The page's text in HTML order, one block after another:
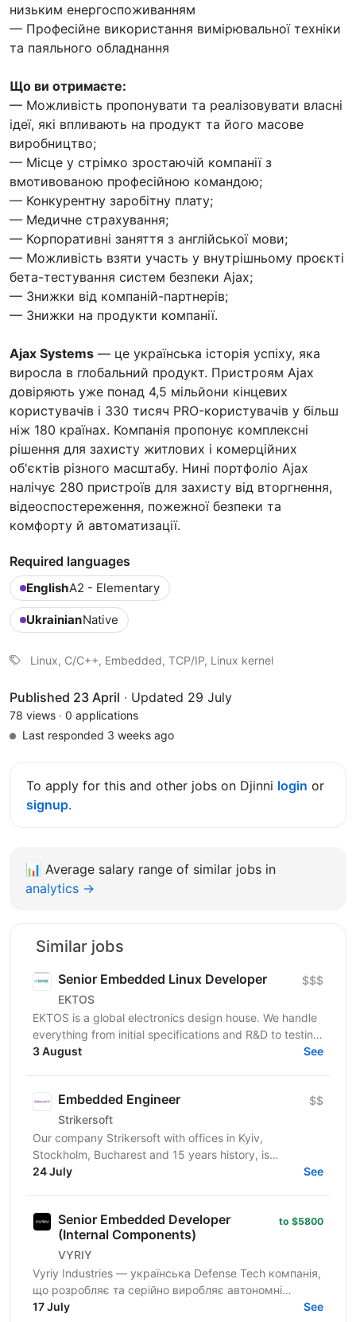
низьким енергоспоживанням
— Професійне використання вимірювальної техніки
та паяльного обладнання
Що ви отримаєте:
— Можливість пропонувати та реалізовувати власні
ідеї, які впливають на продукт та його масове
виробництво;
— Місце у стрімко зростаючій компанії з
вмотивованою професійною командою;
— Конкурентну заробітну плату;
— Медичне страхування;
— Корпоративні заняття з англійської мови;
— Можливість взяти участь у внутрішньому проєкті
бета-тестування систем безпеки Ajax;
— Знижки від компаній-партнерів;
— Знижки на продукти компанії.
Ajax Systems — це українська історія успіху, яка
виросла в глобальний продукт. Пристроям Ajax
довіряють уже понад 4,5 мільйони кінцевих
користувачів і 330 тисяч PRO-користувачів у більш
ніж 180 країнах. Компанія пропонує комплексні
рішення для захисту житлових і комерційних
об'єктів різного масштабу. Нині портфоліо Ajax
налічує 280 пристроїв для захисту від вторгнення,
відеоспостереження, пожежної безпеки та
комфорту й автоматизації.
Required languages
EnglishA2 - Elementary
UkrainianNative
Linux, C/C++, Embedded, TCP/IP, Linux kernel
Published 23 April · Updated 29 July
78 views · 0 applications
Last responded 3 weeks ago
To apply for this and other jobs on Djinni login or
signup.
📊 Average salary range of similar jobs in
analytics →
Similar jobs
Senior Embedded Linux Developer
EKTOS
$$$
EKTOS is a global electronics design house. We handle
everything from initial specifications and R&D to testing
for industries like Healthcare, Transport,...
3 August See
Embedded Engineer
Strikersoft
$$
Our company Strikersoft with offices in Kyiv,
Stockholm, Bucharest and 15 years history, is
expanding the team and looking for Embedded
24 July See
Senior Embedded Developer
(Internal Components)
VYRIY
to $5800
Vyriy Industries — українська Defense Tech компанія,
що розробляє та серійно виробляє автономні
системи для роботи в реальних бойових умовах для
17 July See